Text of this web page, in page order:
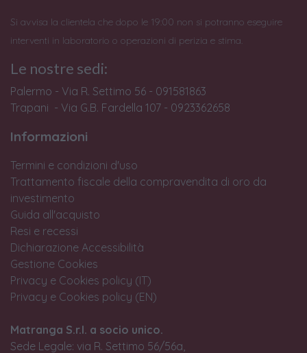
Si avvisa la clientela che dopo le 19:00 non si potranno eseguire
interventi in laboratorio o operazioni di perizia e stima.
Le nostre sedi:
Palermo - Via R. Settimo 56 - 091581863
Trapani - Via G.B. Fardella 107 - 0923362658
Informazioni
Termini e condizioni d'uso
Trattamento fiscale della compravendita di oro da
investimento
Guida all'acquisto
Resi e recessi
Dichiarazione Accessibilità
Gestione Cookies
Privacy e Cookies policy (IT)
Privacy e Cookies policy (EN)
Matranga S.r.l. a socio unico.
Sede Legale: via R. Settimo 56/56a,